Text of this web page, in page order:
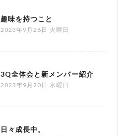
趣味を持つこと
2023年9月26日 火曜日
3Q全体会と新メンバー紹介
2023年9月20日 水曜日
日々成長中。